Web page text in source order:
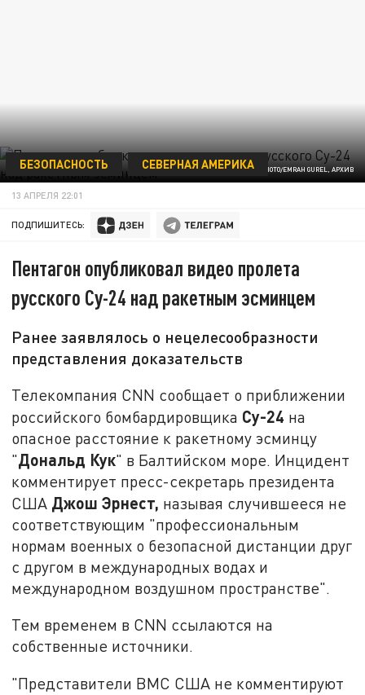
AP PHOTO/EMRAH GUREL, АРХИВ
БЕЗОПАСНОСТЬ СЕВЕРНАЯ АМЕРИКА
13 АПРЕЛЯ 22:01
ПОДПИШИТЕСЬ:
Пентагон опубликовал видео пролета
русского Су-24 над ракетным эсминцем
Ранее заявлялось о нецелесообразности
представления доказательств
Телекомпания CNN сообщает о приближении
российского бомбардировщика Су-24 на
опасное расстояние к ракетному эсминцу
"Дональд Кук" в Балтийском море. Инцидент
комментирует пресс-секретарь президента
США Джош Эрнест, называя случившееся не
соответствующим "профессиональным
нормам военных о безопасной дистанции друг
с другом в международных водах и
международном воздушном пространстве".
Тем временем в CNN ссылаются на
собственные источники.
"Представители ВМС США не комментируют